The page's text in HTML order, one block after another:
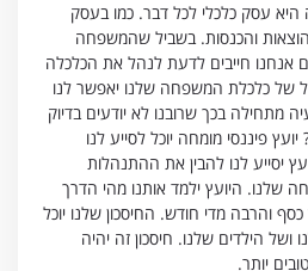
עסק כלכלי לכל דבר. כמו בעסק
והכנסות. בשביל שהמשפחה
אנחנו חייבים לדעת לנהל את הכלכלה
של כלכלת המשפחה שלנו יאפשר לנו
מתחילה בכך שרובנו לא יודעים בדיוק
פיננסי מומחה יוכל לסייע לנו
יסייע לנו להבין את ההתנהלות
שלנו. היועץ ילמד אותנו מהי הדרך
והרבה מדי חודש. החיסכון שלנו יוכל
הילדים שלנו. חיסכון זה יהיה
יותר.